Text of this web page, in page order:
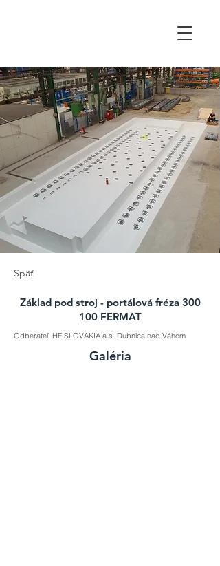
Späť
Základ pod stroj - portálová fréza 300
100 FERMAT
Odberateľ: HF SLOVAKIA a.s. Dubnica nad Váhom
Galéria